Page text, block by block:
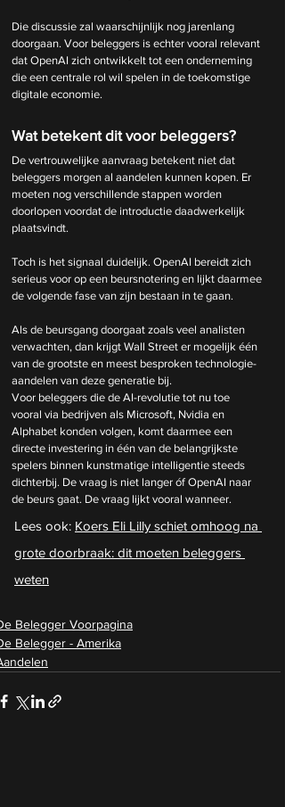
Die discussie zal waarschijnlijk nog jarenlang
doorgaan. Voor beleggers is echter vooral relevant
dat OpenAI zich ontwikkelt tot een onderneming
die een centrale rol wil spelen in de toekomstige
digitale economie.
Wat betekent dit voor beleggers?
De vertrouwelijke aanvraag betekent niet dat
beleggers morgen al aandelen kunnen kopen. Er
moeten nog verschillende stappen worden
doorlopen voordat de introductie daadwerkelijk
plaatsvindt.
Toch is het signaal duidelijk. OpenAI bereidt zich
serieus voor op een beursnotering en lijkt daarmee
de volgende fase van zijn bestaan in te gaan.
Als de beursgang doorgaat zoals veel analisten
verwachten, dan krijgt Wall Street er mogelijk één
van de grootste en meest besproken technologie-
aandelen van deze generatie bij.
Voor beleggers die de AI-revolutie tot nu toe
vooral via bedrijven als Microsoft, Nvidia en
Alphabet konden volgen, komt daarmee een
directe investering in één van de belangrijkste
spelers binnen kunstmatige intelligentie steeds
dichterbij. De vraag is niet langer óf OpenAI naar
de beurs gaat. De vraag lijkt vooral wanneer.
Lees ook: Koers Eli Lilly schiet omhoog na
grote doorbraak: dit moeten beleggers
weten
Belegger Voorpagina
Belegger - Amerika